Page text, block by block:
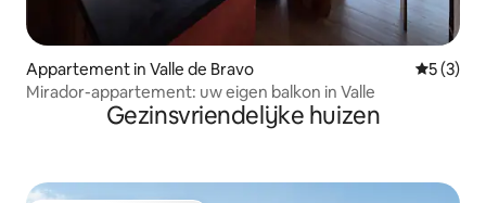
Appartement in Valle de Bravo
5 (3)
Mirador-appartement: uw eigen balkon in Valle
Gezinsvriendelijke huizen